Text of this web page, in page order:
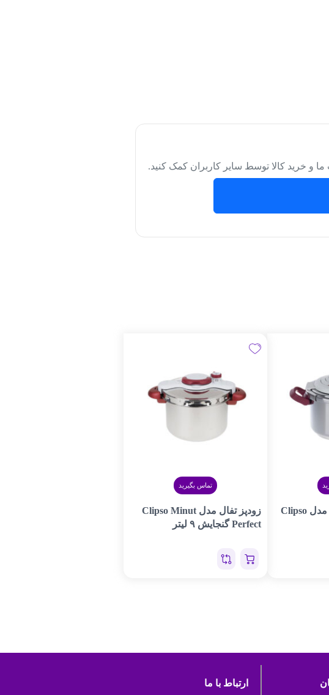
ما و خرید کالا توسط سایر کاربران کمک کنید.
زودپز ۶ لیتری تفال مدل Clipso
تماس بگیرید
زودپز تفال مدل Clipso Minut
Perfect گنجایش ۹ لیتر
ارتباط با ما